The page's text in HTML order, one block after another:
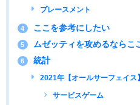
プレースメント
4 ここを参考にしたい
5 ムゼッティを攻めるならこ
6 統計
2021年【オールサーフェイス
サービスゲーム